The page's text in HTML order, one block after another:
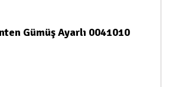
Gümüş Ayarlı 0041010